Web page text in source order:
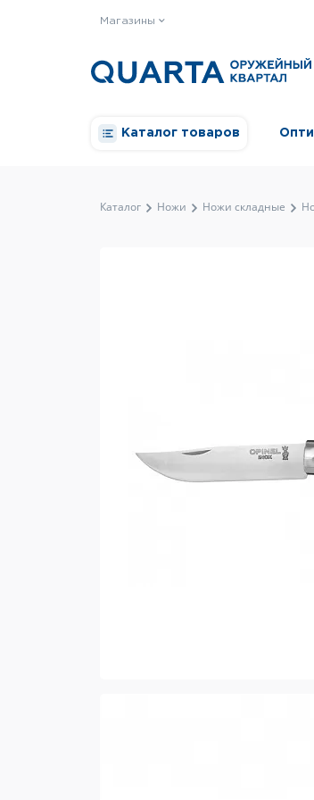
Магазины
Каталог товаров
Каталог Ножи Ножи складные